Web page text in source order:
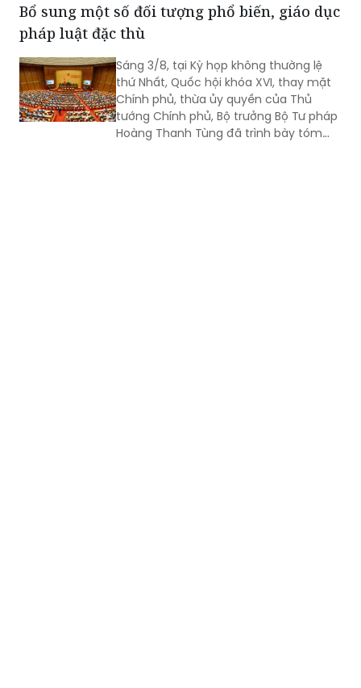
Bổ sung một số đối tượng phổ biến, giáo dục
pháp luật đặc thù
Sáng 3/8, tại Kỳ họp không thường lệ
thứ Nhất, Quốc hội khóa XVI, thay mặt
Chính phủ, thừa ủy quyền của Thủ
tướng Chính phủ, Bộ trưởng Bộ Tư pháp
Hoàng Thanh Tùng đã trình bày tóm